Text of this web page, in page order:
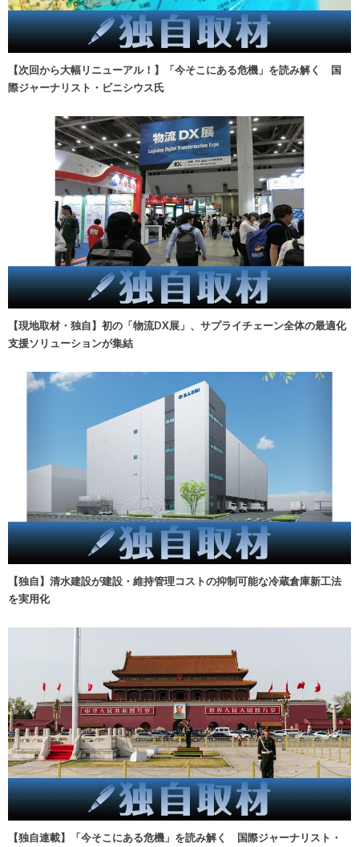
【次回から大幅リニューアル！】「今そこにある危機」を読み解く 国
際ジャーナリスト・ビニシウス氏
【現地取材・独自】初の「物流DX展」、サプライチェーン全体の最適化
支援ソリューションが集結
【独自】清水建設が建設・維持管理コストの抑制可能な冷蔵倉庫新工法
を実用化
【独自連載】「今そこにある危機」を読み解く 国際ジャーナリスト・